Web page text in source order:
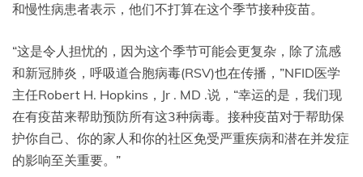
和慢性病患者表示，他们不打算在这个季节接种疫苗。
“这是令人担忧的，因为这个季节可能会更复杂，除了流感
和新冠肺炎，呼吸道合胞病毒(RSV)也在传播，”NFID医学
主任Robert H. Hopkins，Jr . MD .说，“幸运的是，我们现
在有疫苗来帮助预防所有这3种病毒。接种疫苗对于帮助保
护你自己、你的家人和你的社区免受严重疾病和潜在并发症
的影响至关重要。”